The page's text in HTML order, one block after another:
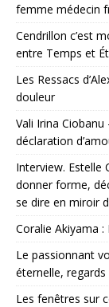
femme médecin
Cendrillon c’est
entre Temps et
Les Ressacs
douleur
Vali Irina
déclaration
Interview. Estelle
donner forme,
se dire en miroir
Coralie Akiyama :
Le passionnant
éternelle, regards
Les fenêtres sur